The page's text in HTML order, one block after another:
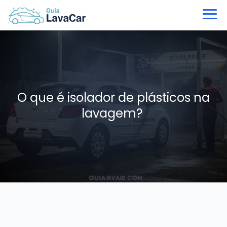
O que é isolador de plásticos na
lavagem?